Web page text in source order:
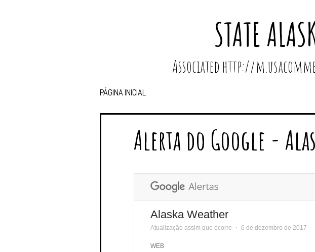
STATE
Associated http://
PÁGINA INICIAL
Alerta do Google -
Alaska Weather
Atualização assim que ocorre ⋅ 6 de dezembro de 2017
WEB